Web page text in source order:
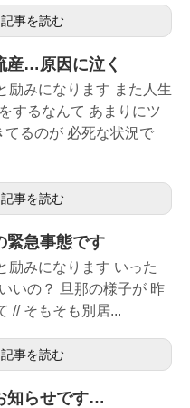
記事を読む
産…原因に泣く
励みになります また人生
するなんて あまりにツ
るのが 必死な状況で
記事を読む
急事態です
励みになります いった
いの？ 旦那の様子が 昨
// そもそも別居...
記事を読む
知らせです…